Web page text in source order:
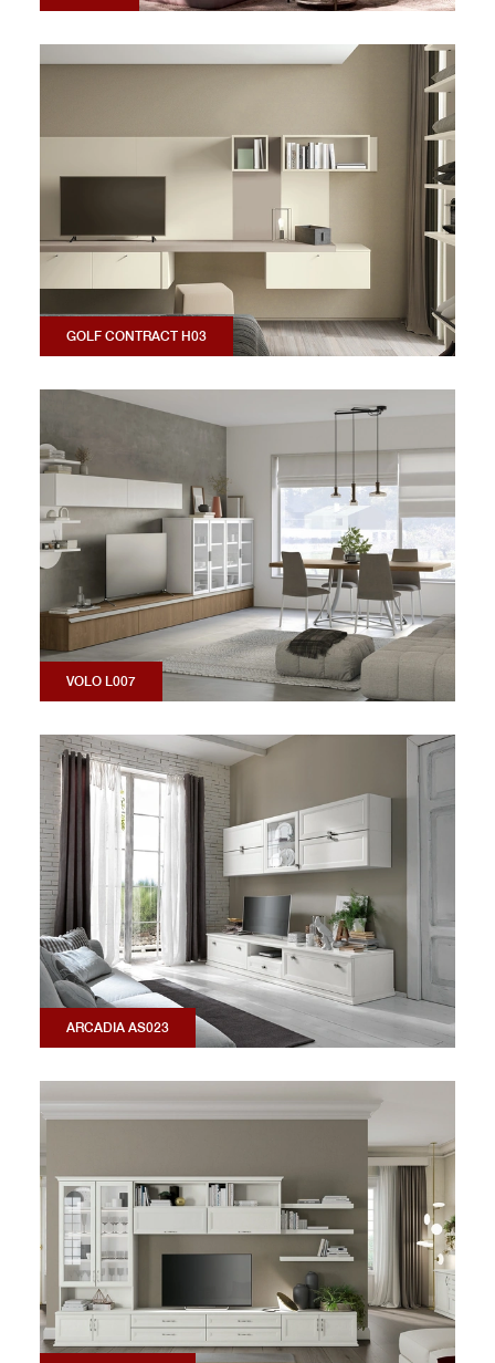
GOLF CONTRACT H03
VOLO L007
ARCADIA AS023